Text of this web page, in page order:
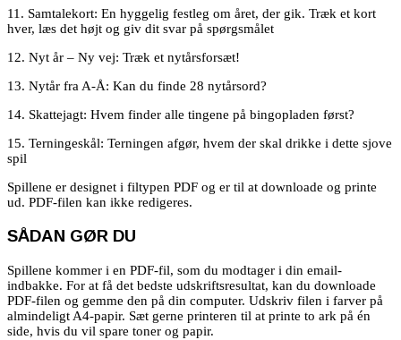
11. Samtalekort: En hyggelig festleg om året, der gik. Træk et kort
hver, læs det højt og giv dit svar på spørgsmålet
12. Nyt år – Ny vej: Træk et nytårsforsæt!
13. Nytår fra A-Å: Kan du finde 28 nytårsord?
14. Skattejagt: Hvem finder alle tingene på bingopladen først?
15. Terningeskål: Terningen afgør, hvem der skal drikke i dette sjove
spil
Spillene er designet i filtypen PDF og er til at downloade og printe
ud. PDF-filen kan ikke redigeres.
SÅDAN GØR DU
Spillene kommer i en PDF-fil, som du modtager i din email-
indbakke. For at få det bedste udskriftsresultat, kan du downloade
PDF-filen og gemme den på din computer. Udskriv filen i farver på
almindeligt A4-papir. Sæt gerne printeren til at printe to ark på én
side, hvis du vil spare toner og papir.